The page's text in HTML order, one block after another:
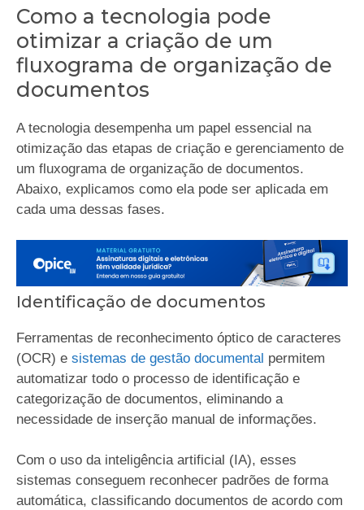
Como a tecnologia pode
otimizar a criação de um
fluxograma de organização de
documentos
A tecnologia desempenha um papel essencial na
otimização das etapas de criação e gerenciamento de
um fluxograma de organização de documentos.
Abaixo, explicamos como ela pode ser aplicada em
cada uma dessas fases.
Identificação de documentos
Ferramentas de reconhecimento óptico de caracteres
(OCR) e sistemas de gestão documental permitem
automatizar todo o processo de identificação e
categorização de documentos, eliminando a
necessidade de inserção manual de informações.
Com o uso da inteligência artificial (IA), esses
sistemas conseguem reconhecer padrões de forma
automática, classificando documentos de acordo com